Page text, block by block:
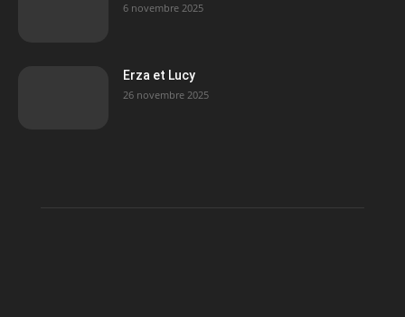
6 novembre 2025
Erza et Lucy
26 novembre 2025